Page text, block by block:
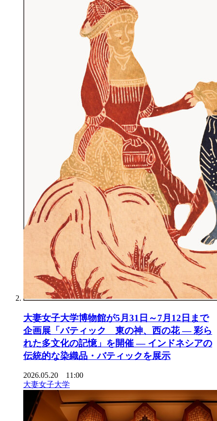
大妻女子大学博物館が5月31日～7月12日まで
企画展「バティック 東の神、西の花 ― 彩ら
れた多文化の記憶」を開催 ― インドネシアの
伝統的な染織品・バティックを展示
2026.05.20 11:00
大妻女子大学